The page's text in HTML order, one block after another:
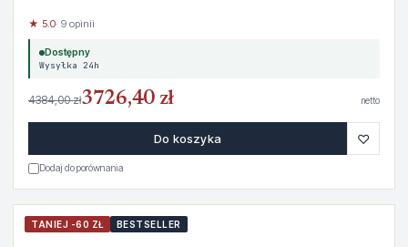
★ 5.0· 9 opinii
Dostępny
Wysyłka 24h
4384,00 zł3726,40 zł netto
Do koszyka ♡
Dodaj do porównania
TANIEJ -60 ZŁ BESTSELLER